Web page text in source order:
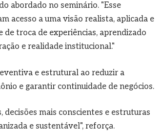
abordado no seminário. "Esse
acesso a uma visão realista, aplicada e
troca de experiências, aprendizado
e realidade institucional."
e estrutural ao reduzir a
e garantir continuidade de negócios.
decisões mais conscientes e estruturas
e sustentável", reforçа.